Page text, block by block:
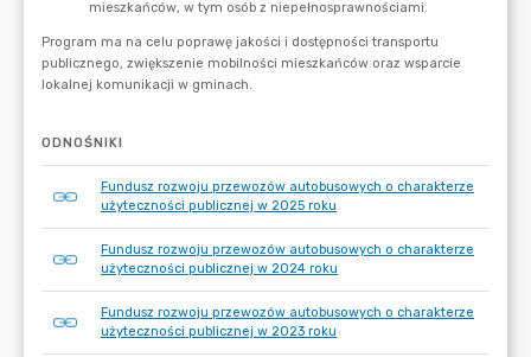
ODNOŚNIKI
Fundusz rozwoju przewozów autobusowych o charakterze
użyteczności publicznej w 2025 roku
Fundusz rozwoju przewozów autobusowych o charakterze
użyteczności publicznej w 2024 roku
Fundusz rozwoju przewozów autobusowych o charakterze
użyteczności publicznej w 2023 roku